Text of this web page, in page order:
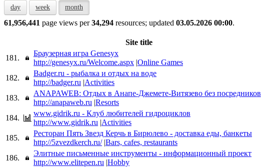
day week month
61,956,441 page views per34,294 resources; updated 03.05.2026 00:00.
Site title
181.
Браузерная игра Genesyx
http://genesyx.ru/Welcome.aspx |Online Games
182.
Badger.ru - рыбалка и отдых на воде
http://badger.ru |Activities
183.
ANAPAWEB: Отдых в Анапе-Джемете-Витязево без посредников
http://anapaweb.ru |Resorts
184.
www.gidrik.ru - Клуб любителей гидроциклов
http://www.gidrik.ru |Activities
185.
Ресторан Пять Звезд Керчь в Бирюлево - доставка еды, банкеты
http://5zvezdkerch.ru/ |Bars, cafes, restaurants
186.
Элитные письменные инструменты - информационный проект
http://www.elitepen.ru |Hobby